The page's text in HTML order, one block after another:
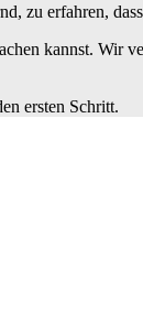
zu erfahren,
kannst. Wir
ersten Schritt.